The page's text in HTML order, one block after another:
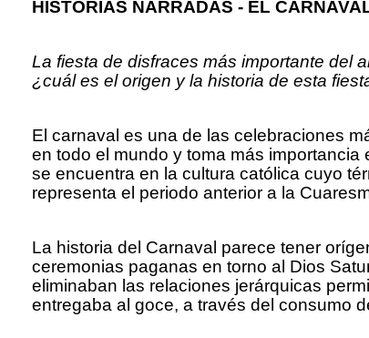
HISTORIAS NARRADAS - EL
La fiesta de disfraces más importante del
¿cuál es el origen y la historia de esta
El carnaval es una de las celebraciones
en todo el mundo y toma más
se encuentra en la cultura católica cuyo
representa el periodo anterior a la
La historia del Carnaval parece tener
ceremonias paganas en torno al Dios
eliminaban las relaciones jerárquicas
entregaba al goce, a través del consumo